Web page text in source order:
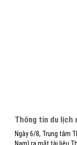
Thông tin du lịch
Ngày 6/8, Trung tâm